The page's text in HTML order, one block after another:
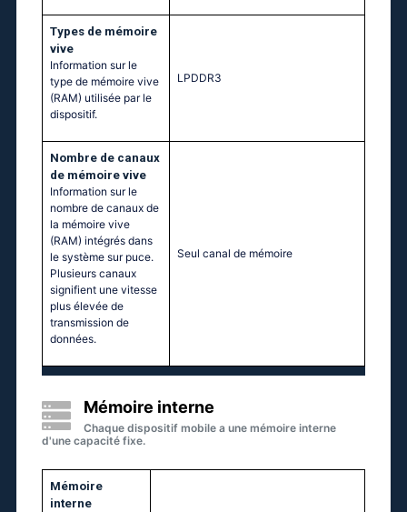
Тypes de mémoire
vive
Information sur le
type de mémoire vive
(RAM) utilisée par le
dispositif.
LPDDR3
Nombre de canaux
de mémoire vive
Information sur le
nombre de canaux de
la mémoire vive
(RAM) intégrés dans
le système sur puce.
Plusieurs canaux
signifient une vitesse
plus élevée de
transmission de
données.
Seul canal de mémoire
Mémoire interne
Chaque dispositif mobile a une mémoire interne
d'une capacité fixe.
Mémoire
interne